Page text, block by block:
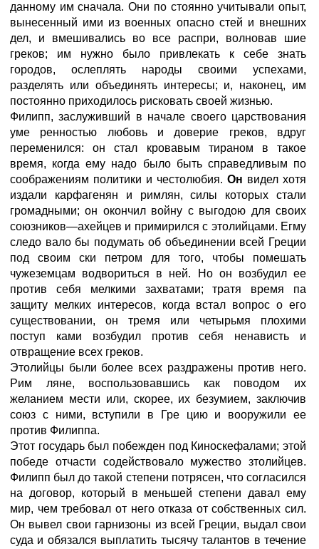
данному им сначала. Они по стоянно учитывали опыт,
вынесенный ими из военных опасно стей и внешних
дел, и вмешивались во все распри, волновав шие
греков; им нужно было привлекать к себе знать
городов, ослеплять народы своими успехами,
разделять или объединять интересы; и, наконец, им
постоянно приходилось рисковать своей жизнью.
Филипп, заслуживший в начале своего царствования
уме ренностью любовь и доверие греков, вдруг
переменился: он стал кровавым тираном в такое
время, когда ему надо было быть справедливым по
соображениям политики и честолюбия. Он видел хотя
издали карфагенян и римлян, силы которых стали
громадными; он окончил войну с выгодою для своих
союзников—ахейцев и примирился с этолийцами. Егму
следо вало бы подумать об объединении всей Греции
под своим ски петром для того, чтобы помешать
чужеземцам водвориться в ней. Но он возбудил ее
против себя мелкими захватами; тратя время па
защиту мелких интересов, когда встал вопрос о его
существовании, он тремя или четырьмя плохими
поступ ками возбудил против себя ненависть и
отвращение всех греков.
Этолийцы были более всех раздражены против него.
Рим ляне, воспользовавшись как поводом их
желанием мести или, скорее, их безумием, заключив
союз с ними, вступили в Гре цию и вооружили ее
против Филиппа.
Этот государь был побежден под Киноскефалами; этой
победе отчасти содействовало мужество зтолийцев.
Филипп был до такой степени потрясен, что согласился
на договор, который в меньшей степени давал ему
мир, чем требовал от него отказа от собственных сил.
Он вывел свои гарнизоны из всей Греции, выдал свои
суда и обязался выплатить тысячу талантов в течение